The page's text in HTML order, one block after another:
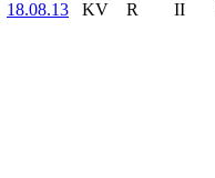
18.08.13
KV R II